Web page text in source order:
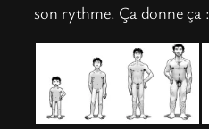
son rythme. Ça donne ça :